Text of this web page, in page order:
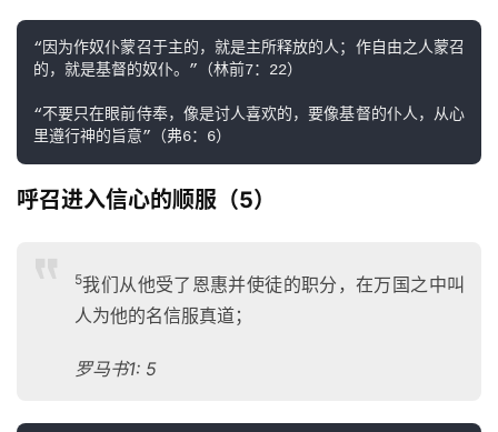
“因为作奴仆蒙召于主的，就是主所释放的人；作自由之人蒙召
的，就是基督的奴仆。”（林前7：22）
“不要只在眼前侍奉，像是讨人喜欢的，要像基督的仆人，从心
里遵行神的旨意”（弗6：6）
呼召进入信心的顺服（5）
5我们从他受了恩惠并使徒的职分，在万国之中叫
人为他的名信服真道；
罗马书1: 5